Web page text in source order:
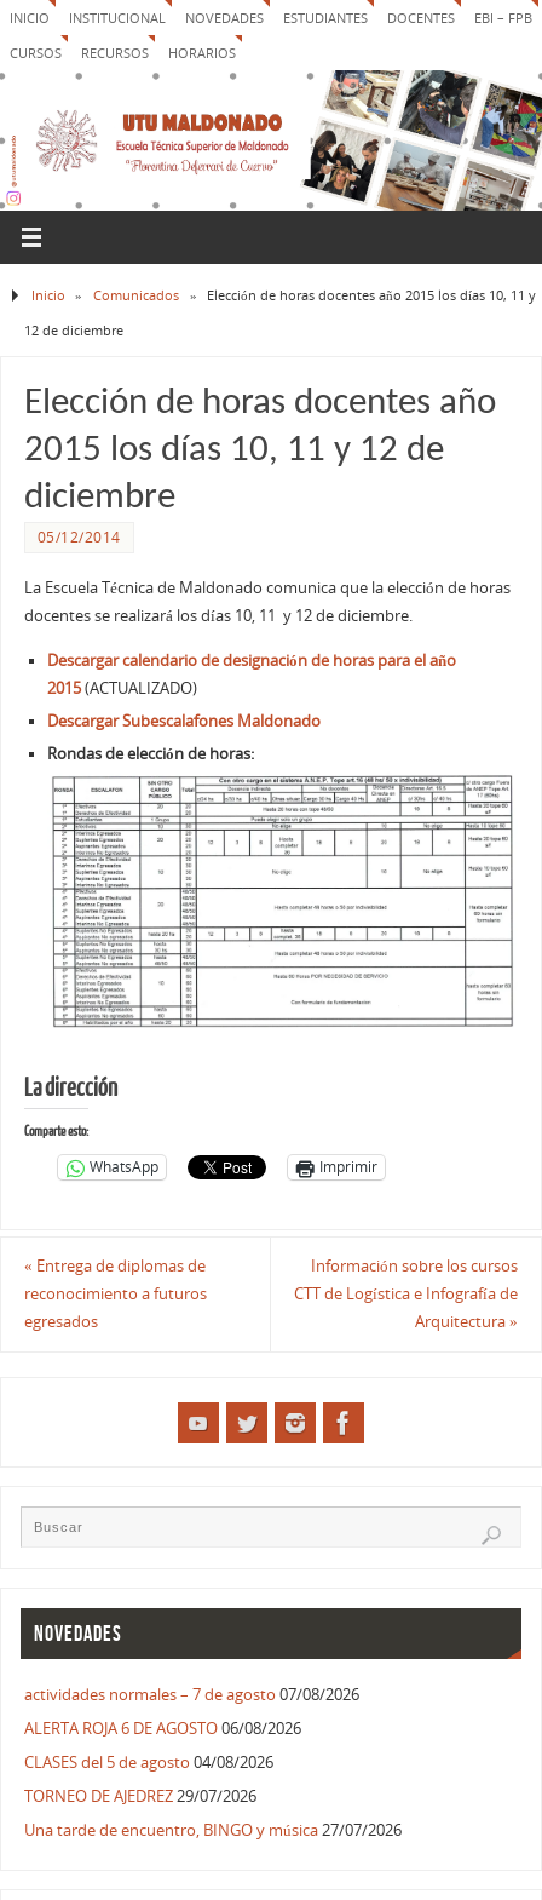
INICIO INSTITUCIONAL NOVEDADES ESTUDIANTES DOCENTES
EBI – FPB
CURSOS
RECURSOS HORARIOS
Inicio » Comunicados »
Elección de horas docentes año 2015 los días 10, 11 y
12 de diciembre
Elección de horas docentes año
2015 los días 10, 11 y 12 de
diciembre
05/12/2014
La Escuela Técnica de Maldonado comunica que la elección de horas
docentes serealizará los días 10, 11 y 12 de diciembre.
Descargar calendario de designación de horas para el año
2015(ACTUALIZADO)
Descargar Subescalafones Maldonado
Rondas de elección de horas:
La dirección
Comparte esto:
WhatsApp Imprimir
« Entrega de diplomas de
reconocimiento a futuros
egresados
Información sobre los cursos
CTT de Logística e Infografía de
Arquitectura»
NOVEDADES
actividades normales – 7 de agosto 07/08/2026
ALERTA ROJA 6 DE AGOSTO06/08/2026
CLASES del 5 de agosto 04/08/2026
TORNEO DE AJEDREZ29/07/2026
Una tarde de encuentro, BINGO y música27/07/2026